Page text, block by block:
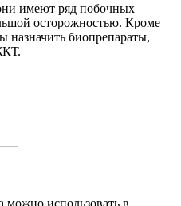
имеют ряд побочных
осторожностью. Кроме
биопрепараты,
можно использовать в